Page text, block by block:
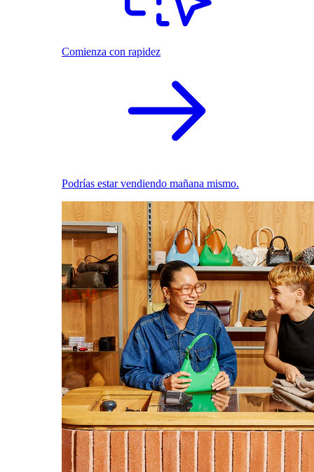
Comienza con rapidez
Podrías estar vendiendo mañana mismo.